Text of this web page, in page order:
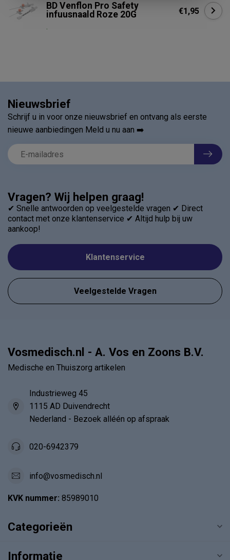
BD Venflon Pro Safety
infuusnaald Roze 20G
.
€1,95
Vragen? Wij helpen graag!
✔ Snelle antwoorden op veelgestelde vragen ✔ Direct
contact met onze klantenservice ✔ Altijd hulp bij uw
aankoop!
Klantenservice
Veelgestelde Vragen
Nieuwsbrief
Schrijf u in voor onze nieuwsbrief en ontvang als eerste
nieuwe aanbiedingen Meld u nu aan ➡️
Vosmedisch.nl - A. Vos en Zoons B.V.
Medische en Thuiszorg artikelen
Industrieweg 45
1115 AD Duivendrecht
Nederland - Bezoek alléén op afspraak
020-6942379
info@vosmedisch.nl
KVK nummer: 85989010
Categorieën
Informatie